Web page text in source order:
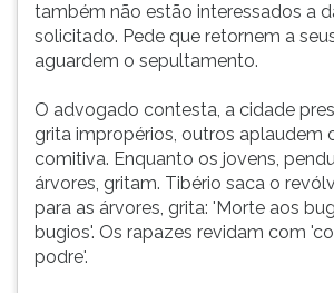
também não estão interessados a
solicitado. Pede que retornem a
aguardem o sepultamento.
O advogado contesta, a cidade
grita impropérios, outros aplaudem
comitiva. Enquanto os jovens,
árvores, gritam. Tibério saca o
para as árvores, grita: 'Morte aos
bugios'. Os rapazes revidam com
podre'.